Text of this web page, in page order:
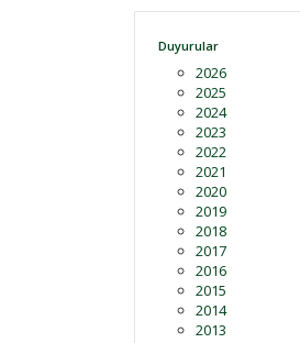
Duyurular
2026
2025
2024
2023
2022
2021
2020
2019
2018
2017
2016
2015
2014
2013